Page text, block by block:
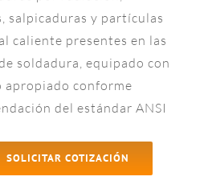
salpicaduras y partículas
caliente presentes en las
soldadura, equipado con
conforme
del estándar ANSI
SOLICITAR COTIZACIÓN